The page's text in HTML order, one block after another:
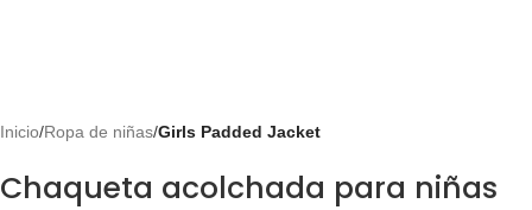
Inicio Ropa de niñas Girls Padded Jacket
Chaqueta acolchada para niñas